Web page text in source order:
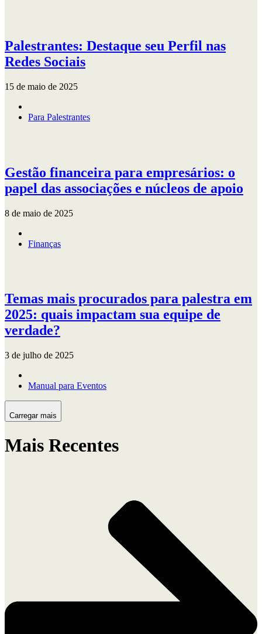
Palestrantes: Destaque seu Perfil nas
Redes Sociais
15 de maio de 2025
Para Palestrantes
Gestão financeira para empresários: o
papel das associações e núcleos de apoio
8 de maio de 2025
Finanças
Temas mais procurados para palestra em
2025: quais impactam sua equipe de
verdade?
3 de julho de 2025
Manual para Eventos
Carregar mais
Mais Recentes